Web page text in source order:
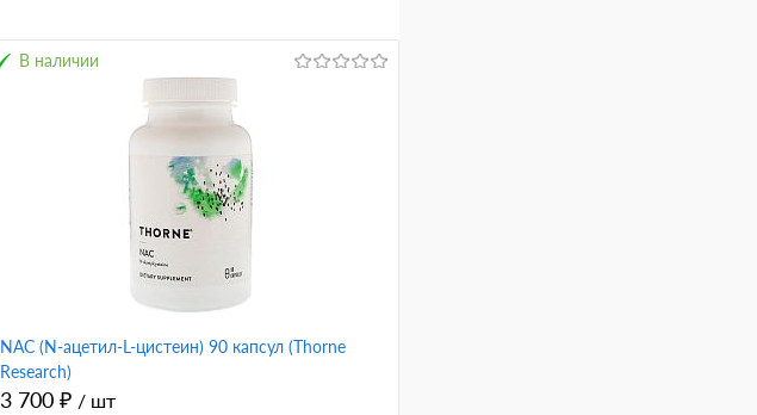
NAC (N-ацетил-L-цистеин) 90 капсул (Thorne
Research)
3 700 ₽ / шт
В наличии